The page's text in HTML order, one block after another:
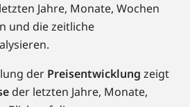
Jahre, Monate, Wochen
und die zeitliche
der Preisentwicklung zeigt
der letzten Jahre, Monate,